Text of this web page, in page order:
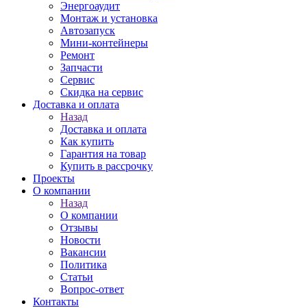
Энергоаудит
Монтаж и установка
Автозапуск
Мини-контейнеры
Ремонт
Запчасти
Сервис
Скидка на сервис
Доставка и оплата
Назад
Доставка и оплата
Как купить
Гарантия на товар
Купить в рассрочку
Проекты
О компании
Назад
О компании
Отзывы
Новости
Вакансии
Политика
Статьи
Вопрос-ответ
Контакты